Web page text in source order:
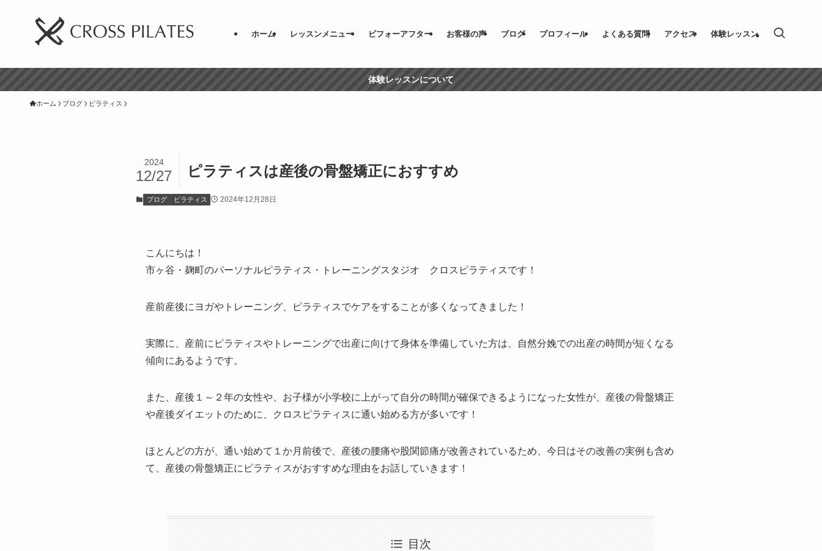
ホーム レッスンメニュー ビフォーアフター お客様の声 ブログ プロフィール よくある質問 アクセス 体験レッスン
体験レッスンについて
ホーム ブログ ピラティス
ピラティスは産後の骨盤矯正におすすめ
2024
12/27
ブログ ピラティス 2024年12月28日
こんにちは！
市ヶ谷・麹町のパーソナルピラティス・トレーニングスタジオ クロスピラティスです！
産前産後にヨガやトレーニング、ピラティスでケアをすることが多くなってきました！
実際に、産前にピラティスやトレーニングで出産に向けて身体を準備していた方は、自然分娩での出産の時間が短くなる
傾向にあるようです。
また、産後１～２年の女性や、お子様が小学校に上がって自分の時間が確保できるようになった女性が、産後の骨盤矯正
や産後ダイエットのために、クロスピラティスに通い始める方が多いです！
ほとんどの方が、通い始めて１か月前後で、産後の腰痛や股関節痛が改善されているため、今日はその改善の実例も含め
て、産後の骨盤矯正にピラティスがおすすめな理由をお話していきます！
目次